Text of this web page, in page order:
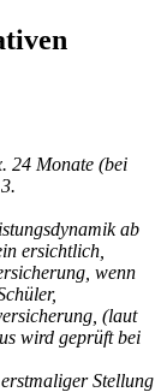
24 Monate (bei
ab
ersichtlich,
wenn
(laut
wird geprüft bei
Stellung